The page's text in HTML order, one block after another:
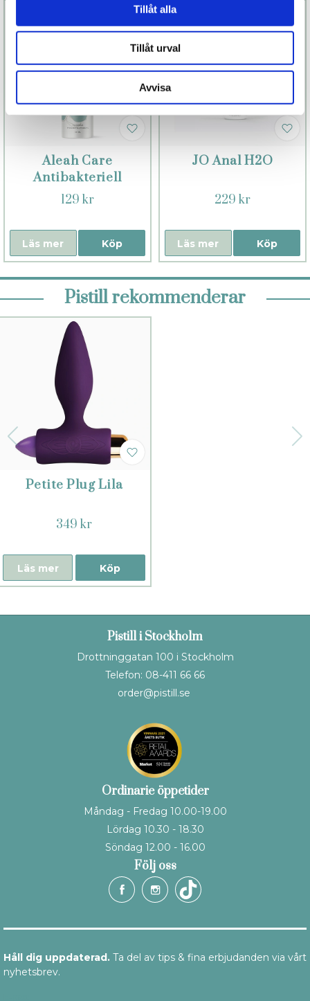
Tillåt alla
Tillåt urval
Avvisa
Aleah Care
Antibakteriell
rengöring
129 kr
Köp
Läs mer
JO Anal H2O
229 kr
Köp
Läs mer
Pistill rekommenderar
Petite Plug Lila
349 kr
Köp
Läs mer
Pistill i Stockholm
Drottninggatan 100 i Stockholm
Telefon: 08-411 66 66
order@pistill.se
Ordinarie öppetider
Måndag - Fredag 10.00-19.00
Lördag 10.30 - 18.30
Söndag 12.00 - 16.00
Följ oss
Håll dig uppdaterad. Ta del av tips & fina erbjudanden via vårt
nyhetsbrev.